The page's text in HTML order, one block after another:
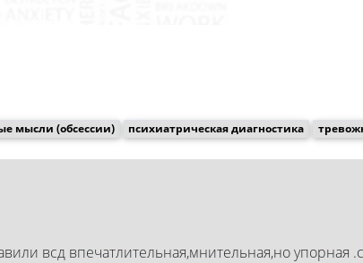
мысли (обсессии) психиатрическая диагностика
всд впечатлительная,мнительная,но упорная